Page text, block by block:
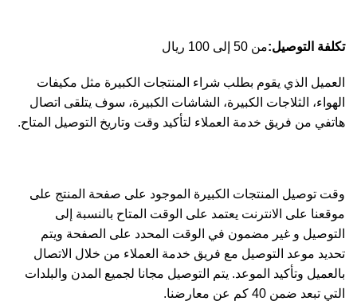
تكلفة التوصيل:من 50 إلى 100 ريال
العميل الذي يقوم بطلب شراء المنتجات الكبيرة مثل مكيفات
الهواء، الثلاجات الكبيرة، الشاشات الكبيرة، سوف يتلقى اتصال
هاتفي من فريق خدمة العملاء لتأكيد وقت وتاريخ التوصيل المتاح.
وقت توصيل المنتجات الكبيرة الموجود على صفحة المنتج على
موقعنا على الانترنت يعتمد على الوقت المتاح بالنسبة إلى
التوصيل و غير مضمون في الوقت المحدد على الصفحة ويتم
تحديد موعد التوصيل مع فريق خدمة العملاء من خلال الاتصال
بالعميل وتأكيد الموعد. يتم التوصيل مجانا لجميع المدن والبلدات
التي تبعد ضمن 40 كم عن معارضنا.